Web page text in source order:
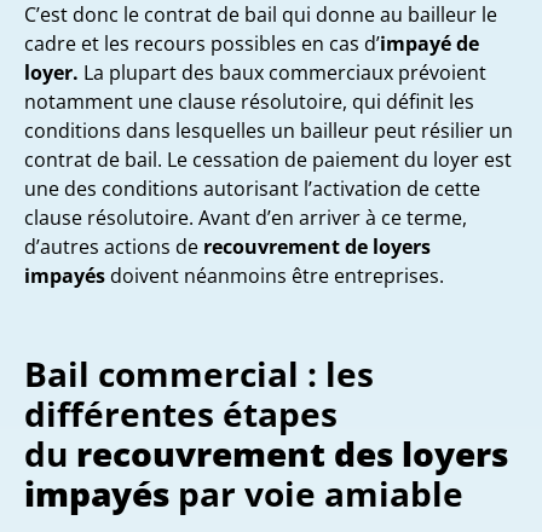
C’est donc le contrat de bail qui donne au bailleur le
cadre et les recours possibles en cas d’impayé de
loyer. La plupart des baux commerciaux prévoient
notamment une clause résolutoire, qui définit les
conditions dans lesquelles un bailleur peut résilier un
contrat de bail. Le cessation de paiement du loyer est
une des conditions autorisant l’activation de cette
clause résolutoire. Avant d’en arriver à ce terme,
d’autres actions de recouvrement de loyers
impayésdoivent néanmoins être entreprises.
Bail commercial : les
différentes étapes
du recouvrement des loyers
impayés par voie amiable